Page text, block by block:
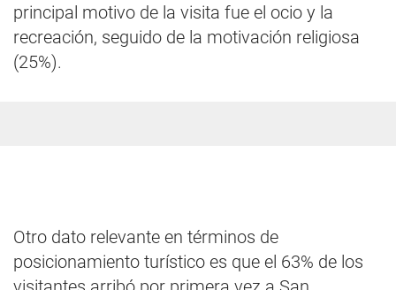
principal motivo de la visita fue el ocio y la
recreación, seguido de la motivación religiosa
(25%).
Otro dato relevante en términos de
posicionamiento turístico es que el 63% de los